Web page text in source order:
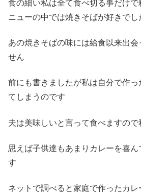
食の細い私は全て食べ切る事だけで
ニューの中では焼きそばが好きでし
あの焼きそばの味には給食以来出会
せん
前にも書きましたが私は自分で作
てしまうのです
夫は美味しいと言って食べますの
思えば子供達もあまりカレーを喜ん
す
ネットで調べると家庭で作ったカ